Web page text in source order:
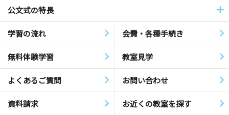
公文式の特長
学習の流れ 会費・各種手続き
無料体験学習 教室見学
よくあるご質問 お問い合わせ
資料請求 お近くの教室を探す